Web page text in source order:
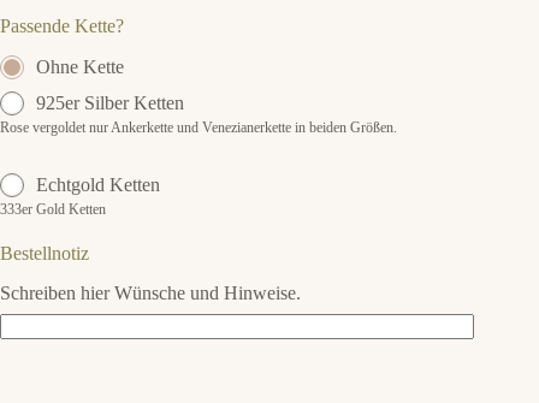
Passende Kette?
Ohne Kette
925er Silber Ketten
Rose vergoldet nur Ankerkette und Venezianerkette in beiden Größen.
Echtgold Ketten
333er Gold Ketten
Bestellnotiz
Schreiben hier Wünsche und Hinweise.